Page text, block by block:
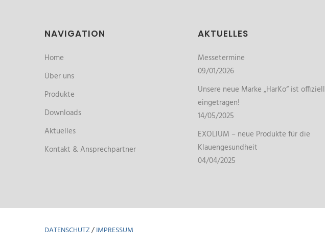
NAVIGATION
Home
Über uns
Produkte
Downloads
Aktuelles
Kontakt & Ansprechpartner
AKTUELLES
Messetermine
09/01/2026
Unsere neue Marke „HarKo“ ist offiziell
eingetragen!
14/05/2025
EXOLIUM – neue Produkte für die
Klauengesundheit
04/04/2025
DATENSCHUTZ/IMPRESSUM